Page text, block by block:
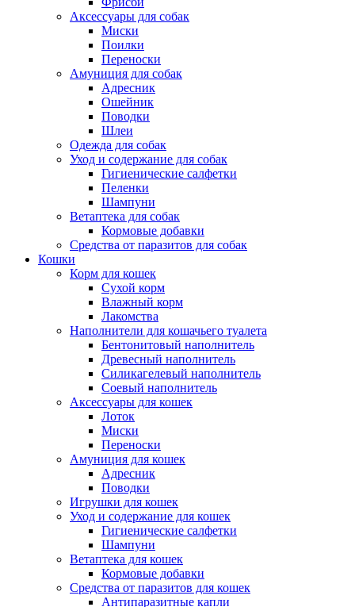
Аксессуары для собак
Миски
Поилки
Переноски
Амуниция для собак
Адресник
Ошейник
Поводки
Шлеи
Одежда для собак
Уход и содержание для собак
Гигиенические салфетки
Пеленки
Шампуни
Ветаптека для собак
Кормовые добавки
Средства от паразитов для собак
Кошки
Корм для кошек
Сухой корм
Влажный корм
Лакомства
Наполнители для кошачьего туалета
Бентонитовый наполнитель
Древесный наполнитель
Силикагелевый наполнитель
Соевый наполнитель
Аксессуары для кошек
Лоток
Миски
Переноски
Амуниция для кошек
Адресник
Поводки
Игрушки для кошек
Уход и содержание для кошек
Гигиенические салфетки
Шампуни
Ветаптека для кошек
Кормовые добавки
Средства от паразитов для кошек
Антипаразитные капли